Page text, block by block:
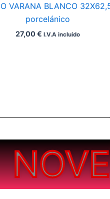
VARANA BLANCO
porcelánico
27,00€ I.V.A incluido